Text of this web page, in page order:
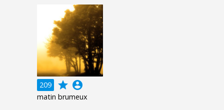
209 grade account_circle
matin brumeux